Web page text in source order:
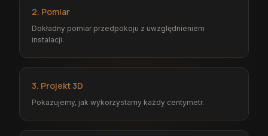
2. Pomiar
Dokładny pomiar przedpokoju z uwzględnieniem
instalacji.
3. Projekt 3D
Pokazujemy, jak wykorzystamy każdy centymetr.